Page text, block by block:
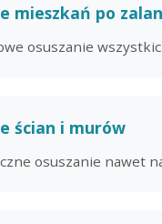
mieszkań po
osuszanie
ścian i murów
osuszanie nawet